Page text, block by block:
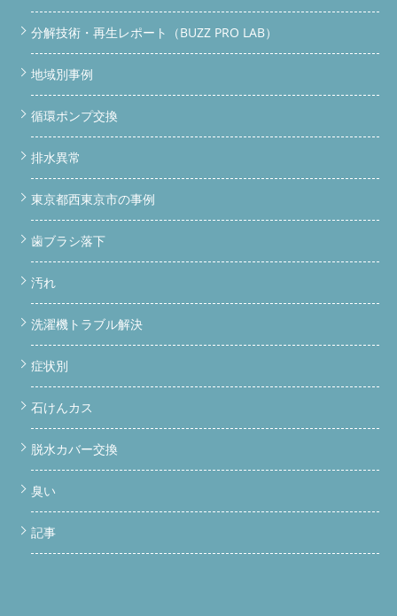
分解技術・再生レポート（BUZZ PRO LAB）
地域別事例
循環ポンプ交換
排水異常
東京都西東京市の事例
歯ブラシ落下
汚れ
洗濯機トラブル解決
症状別
石けんカス
脱水カバー交換
臭い
記事